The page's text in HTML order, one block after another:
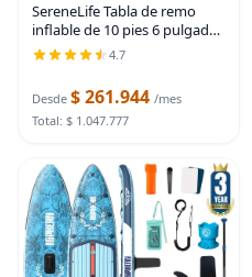
SereneLife Tabla de remo
inflable de 10 pies 6 pulgadas
con accesorios de SUP de
primera calidad, diseño
amplio y estable con
almohadilla de
4.7
Desde $ 261.944 /mes
Total: $ 1.047.777